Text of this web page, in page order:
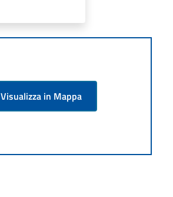
Visualizza in Mappa